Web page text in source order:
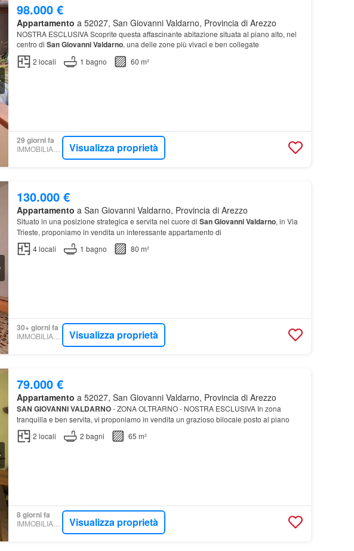
98.000 €
Appartamento a 52027, San Giovanni Valdarno, Provincia di Arezzo
NOSTRA ESCLUSIVA Scoprite questa affascinante abitazione situata al piano alto, nel
centro di SanGiovanniValdarno, una delle zone più vivaci e ben collegate
2 locali 1 bagno 60 m²
29 giorni fa
IMMOBILIARE.IT Visualizza proprietà
130.000 €
Appartamento a San Giovanni Valdarno, Provincia di Arezzo
Situato in una posizione strategica e servita nel cuore di SanGiovanniValdarno, in Via
Trieste, proponiamo in vendita un interessante appartamento di
4locali 1 bagno 80 m²
30+ giorni fa
IMMOBILIARE.IT Visualizza proprietà
79.000 €
Appartamento a 52027, San Giovanni Valdarno, Provincia di Arezzo
SAN GIOVANNIVALDARNO- ZONA OLTRARNO - NOSTRA ESCLUSIVA In zona
tranquilla e ben servita, vi proponiamo in vendita un grazioso bilocale posto al piano
2 locali 2 bagni 65 m²
8 giorni fa
IMMOBILIARE.IT Visualizza proprietà